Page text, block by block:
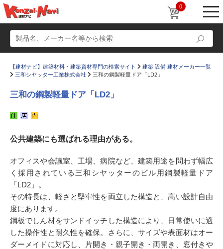
0
かたなび コラム
すまいリング 設計士インタビュー
Q＆A 販売・施工代理店募集
お気に入り
【建材ナビ】建築材料・建築資材専門の検索サイト
建築 設備 建材メーカー一覧
三和シヤッター工業株式会社
三和の鋼製軽量ドア「LD2」
三和の鋼製軽量ドア「LD2」
公共建築にも選ばれる理由がある。
オフィスや会議室、工場、病院など、建築用途を問わず幅広
く採用されている三和シヤッターのビル用鋼製軽量ドア
「LD2」。
その特長は、軽さと堅牢性を両立した構造と、高い設計自由
度にあります。
鋼板でしん材をサンドイッチした構造により、日常使いに適
した操作性と耐久性を確保。さらに、サイズや表面材はオー
ダーメイドに対応し、片開き・親子開き・両開き、窓付きや